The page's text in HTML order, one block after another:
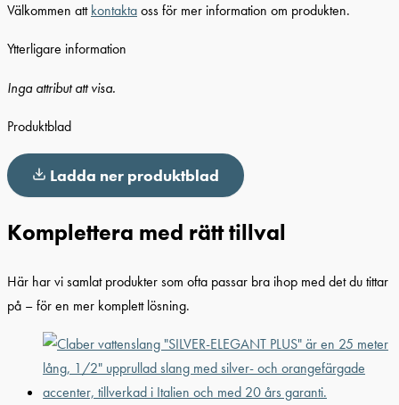
Välkommen attkontaktaoss för mer information om produkten.
Ytterligare information
Inga attribut att visa.
Produktblad
Ladda ner produktblad
Komplettera med rätt tillval
Här har vi samlat produkter som ofta passar bra ihop med det du tittar
på – för en mer komplett lösning.